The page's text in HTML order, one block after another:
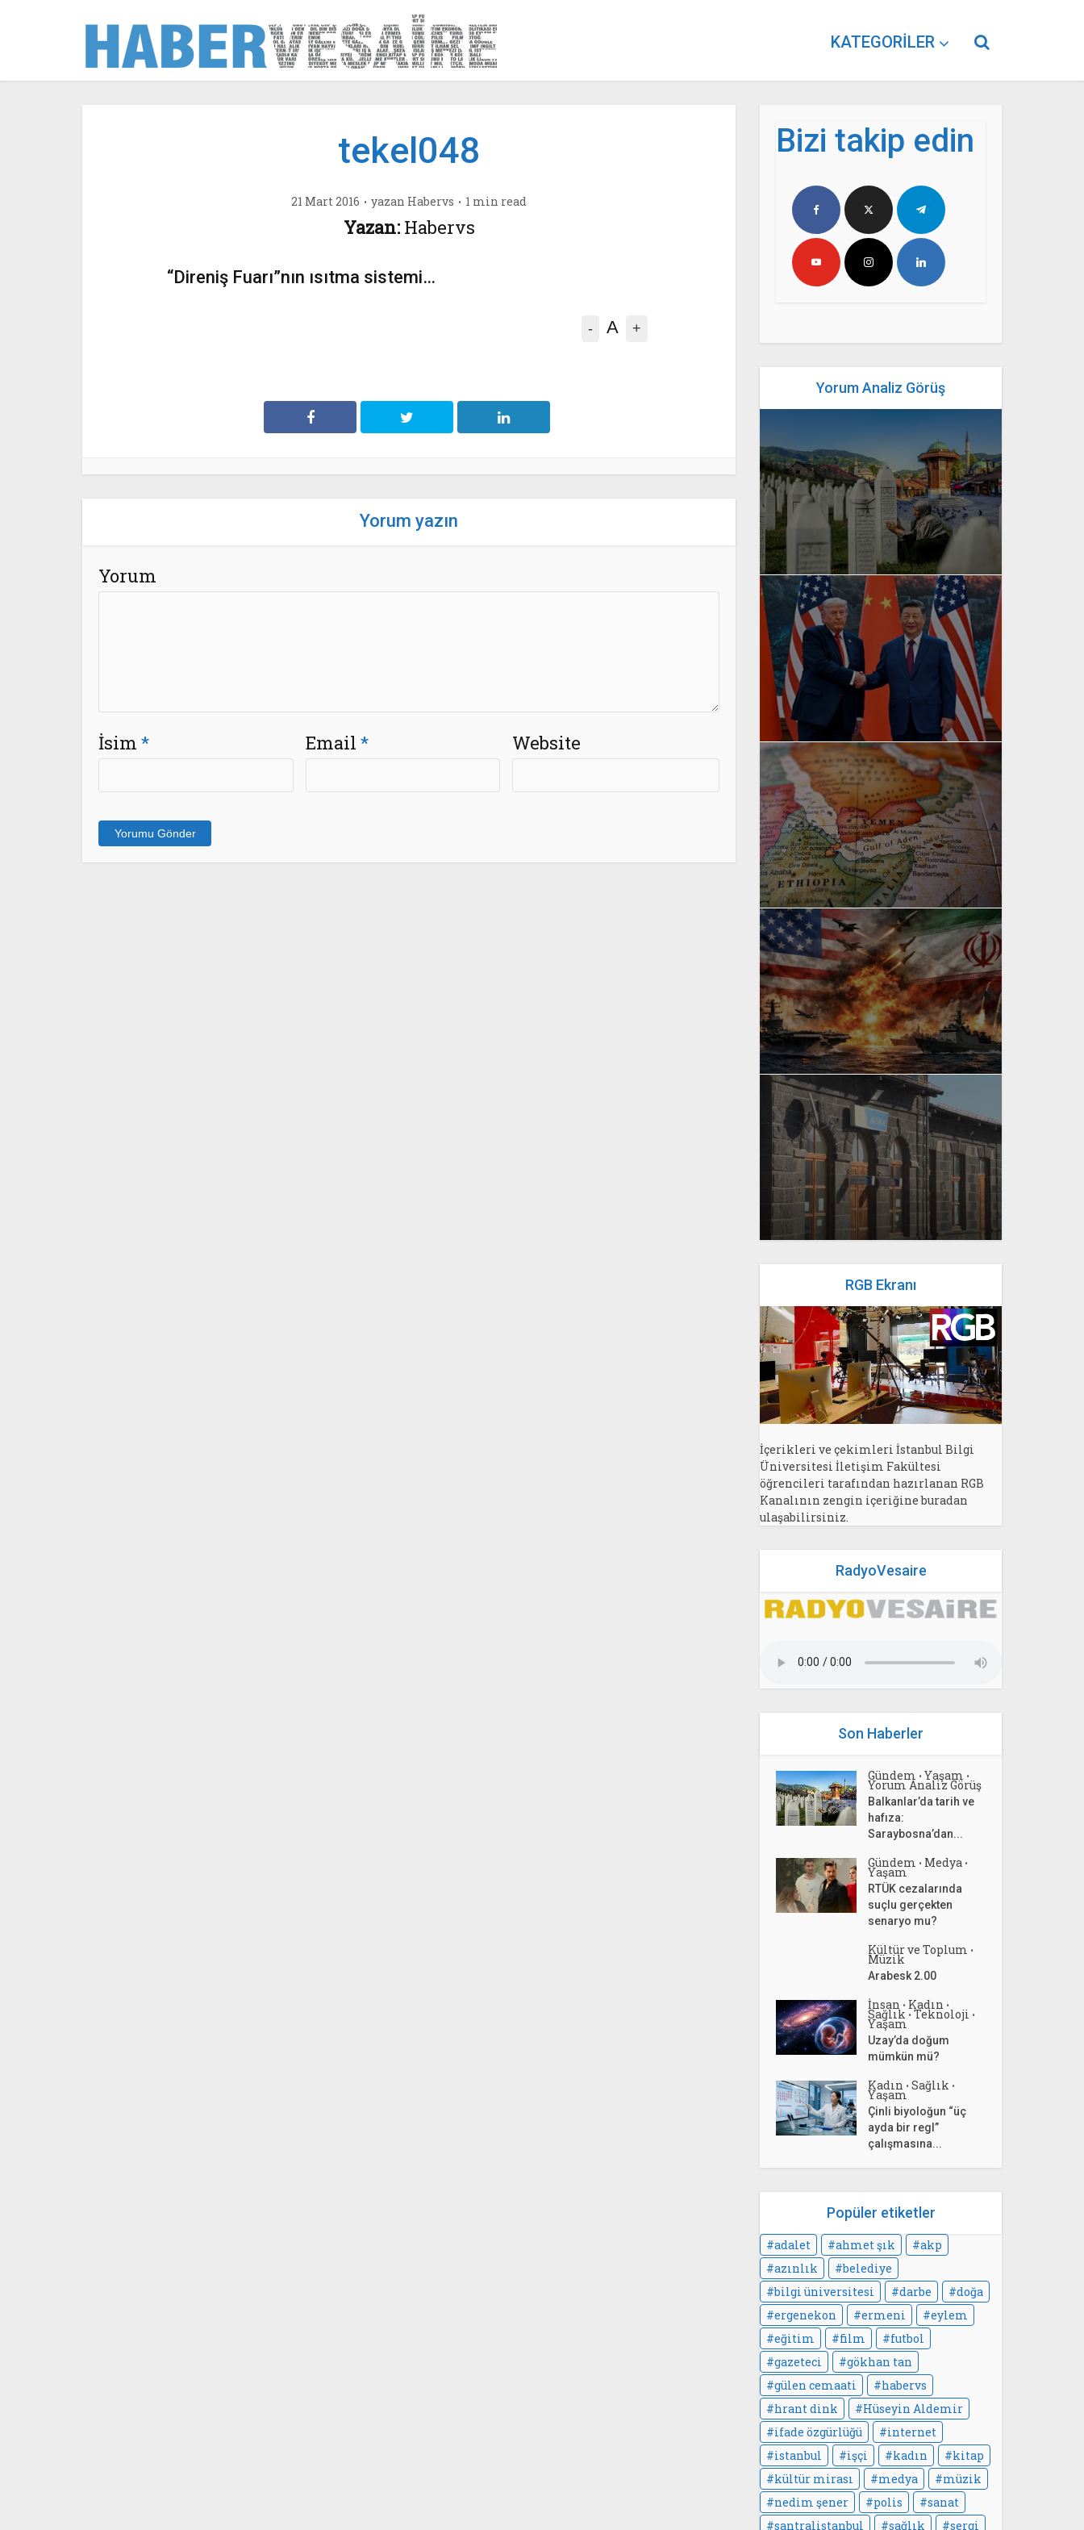
KATEGORILER
tekel048
21 Mart 2016 yazan Habervs 1 min read
Yazan:Habervs
“Direniş Fuarı”nın ısıtma sistemi…
- A +
Yorum yazın
Yorum
İsim * Email * Website
Bizi takip edin
Yorum Analiz Görüş
yazan Bahri Ak
yazanBahri Ak
yazanBahri Ak
yazanBahri Ak
yazan Bahri Ak
RGB Ekranı
İçerikleri ve çekimleri İstanbul Bilgi
Üniversitesi İletişim Fakültesi
öğrencileri tarafından hazırlanan RGB
Kanalının zengin içeriğine buradan
ulaşabilirsiniz.
RadyoVesaire
Son Haberler
Gündem • Yaşam •
Yorum Analiz Görüş
Balkanlar’da tarih ve
hafıza:
Saraybosna’dan...
Gündem • Medya •
Yaşam
RTÜK cezalarında
suçlu gerçekten
senaryo mu?
Kültür ve Toplum •
Müzik
Arabesk 2.00
İnsan • Kadın •
Sağlık • Teknoloji •
Yaşam
Uzay’da doğum
mümkün mü?
Kadın • Sağlık •
Yaşam
Çinli biyoloğun “üç
ayda bir regl”
çalışmasına...
Popüler etiketler
adalet ahmet şık
akp
azınlık
belediye
bilgi üniversitesi
darbe
doğa
ergenekon
ermeni
eylem
eğitim
film
futbol
gazeteci
gökhan tan
gülen cemaati
habervs
hrant dink
Hüseyin Aldemir
ifade özgürlüğü
internet
istanbul
işçi kadın
kitap
kültür mirası
medya
müzik
nedim şener
polis
sanat
santralistanbul
sağlık sergi